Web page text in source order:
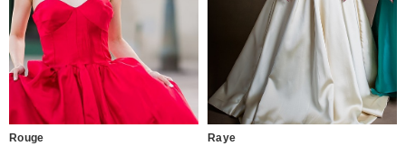
Rouge Raye